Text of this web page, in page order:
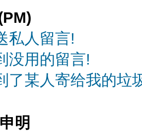
私人留言!
没用的留言!
了某人寄给我的垃
明